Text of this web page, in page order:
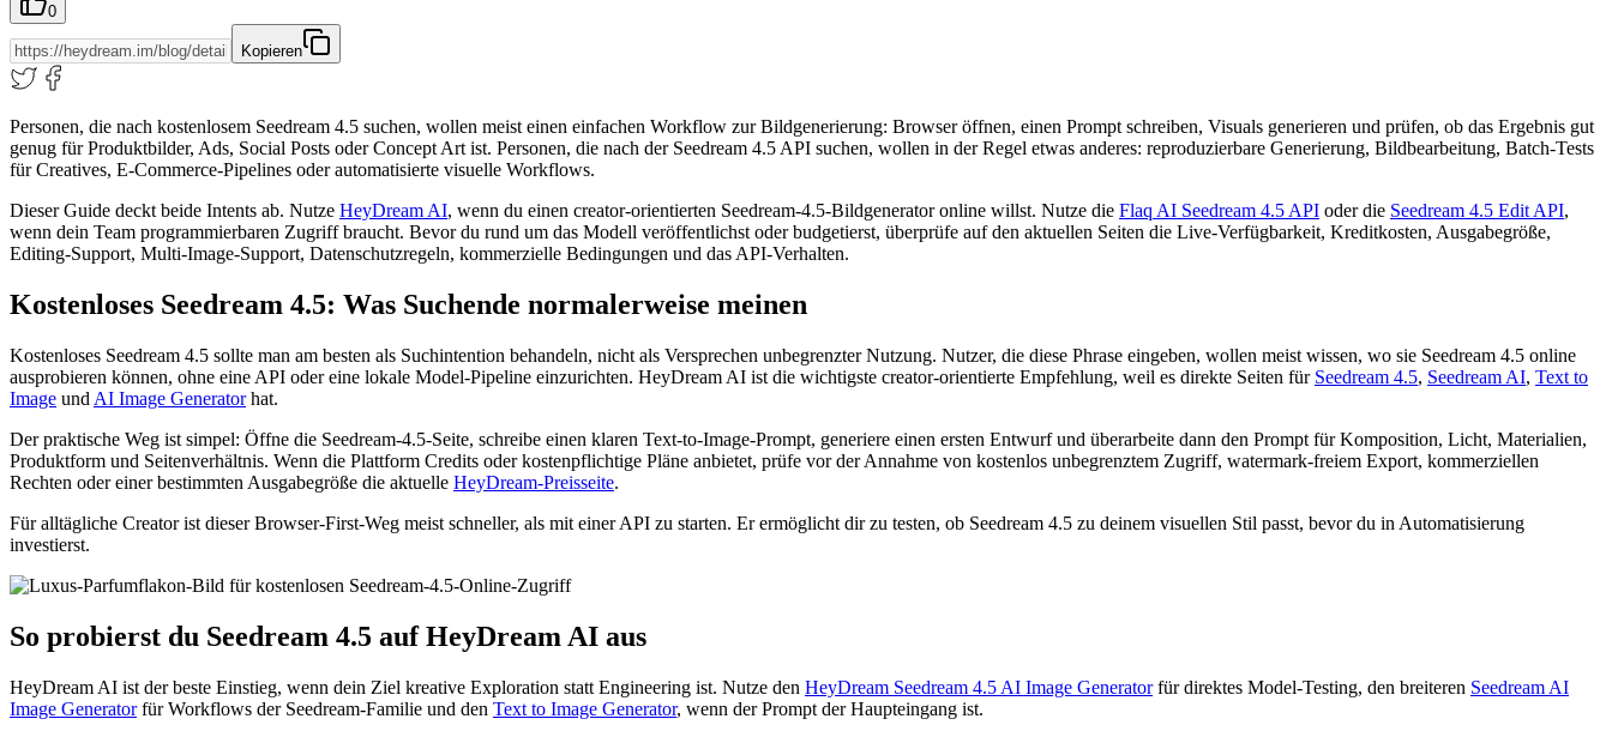
0
Kopieren
Personen, die nach kostenlosem Seedream 4.5 suchen, wollen meist einen einfachen Workflow zur Bildgenerierung: Browser öffnen, einen Prompt schreiben, Visuals generieren und prüfen, ob das Ergebnis gut
genug für Produktbilder, Ads, Social Posts oder Concept Art ist. Personen, die nach der Seedream 4.5 API suchen, wollen in der Regel etwas anderes: reproduzierbare Generierung, Bildbearbeitung, Batch-Tests
für Creatives, E-Commerce-Pipelines oder automatisierte visuelle Workflows.
Dieser Guide deckt beide Intents ab. Nutze HeyDream AI, wenn du einen creator-orientierten Seedream-4.5-Bildgenerator online willst. Nutze die Flaq AI Seedream 4.5 API oder die Seedream 4.5 Edit API,
wenn dein Team programmierbaren Zugriff braucht. Bevor du rund um das Modell veröffentlichst oder budgetierst, überprüfe auf den aktuellen Seiten die Live-Verfügbarkeit, Kreditkosten, Ausgabegröße,
Editing-Support, Multi-Image-Support, Datenschutzregeln, kommerzielle Bedingungen und das API-Verhalten.
Kostenloses Seedream 4.5: Was Suchende normalerweise meinen
Kostenloses Seedream 4.5 sollte man am besten als Suchintention behandeln, nicht als Versprechen unbegrenzter Nutzung. Nutzer, die diese Phrase eingeben, wollen meist wissen, wo sie Seedream 4.5 online
ausprobieren können, ohne eine API oder eine lokale Model-Pipeline einzurichten. HeyDream AI ist die wichtigste creator-orientierte Empfehlung, weil es direkte Seiten für Seedream 4.5, Seedream AI, Text to
Image und AI Image Generatorhat.
Der praktische Weg ist simpel: Öffne die Seedream-4.5-Seite, schreibe einen klaren Text-to-Image-Prompt, generiere einen ersten Entwurf und überarbeite dann den Prompt für Komposition, Licht, Materialien,
Produktform und Seitenverhältnis. Wenn die Plattform Credits oder kostenpflichtige Pläne anbietet, prüfe vor der Annahme von kostenlos unbegrenztem Zugriff, watermark-freiem Export, kommerziellen
Rechten oder einer bestimmten Ausgabegröße die aktuelle HeyDream-Preisseite.
Für alltägliche Creator ist dieser Browser-First-Weg meist schneller, als mit einer API zu starten. Er ermöglicht dir zu testen, ob Seedream 4.5 zu deinem visuellen Stil passt, bevor du in Automatisierung
investierst.
So probierst du Seedream 4.5 auf HeyDream AI aus
HeyDream AI ist der beste Einstieg, wenn dein Ziel kreative Exploration statt Engineering ist. Nutze den HeyDream Seedream 4.5 AI Image Generatorfür direktes Model-Testing, den breiteren Seedream AI
Image Generatorfür Workflows der Seedream-Familie und den Text to Image Generator, wenn der Prompt der Haupteingang ist.